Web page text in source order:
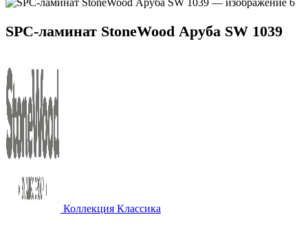
SPC-ламинат StoneWood Аруба SW 1039
Коллекция Классика